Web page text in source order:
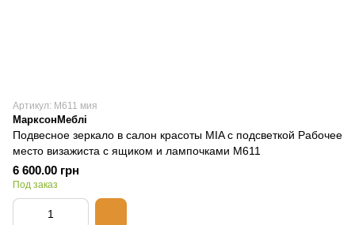
Артикул: М611 мия
МарксонМеблі
Подвесное зеркало в салон красоты MIA с подсветкой Рабочее
место визажиста с ящиком и лампочками М611
6 600.00 грн
Под заказ